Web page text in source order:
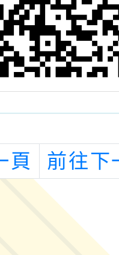
頁 前往下